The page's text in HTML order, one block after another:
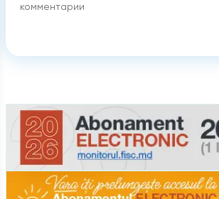
комментарии